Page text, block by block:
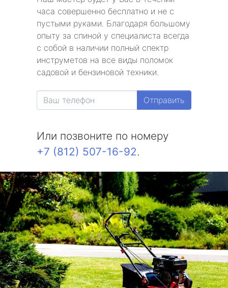
часа совершенно бесплатно и не с
пустыми руками. Благодаря большому
опыту за спиной у специалиста всегда
с собой в наличии полный спектр
инструметов на все виды поломок
садовой и бензиновой техники.
Отправить
Или позвоните по номеру
+7 (812) 507-16-92.